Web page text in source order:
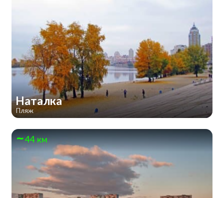
Наталка
Пляж
44 км